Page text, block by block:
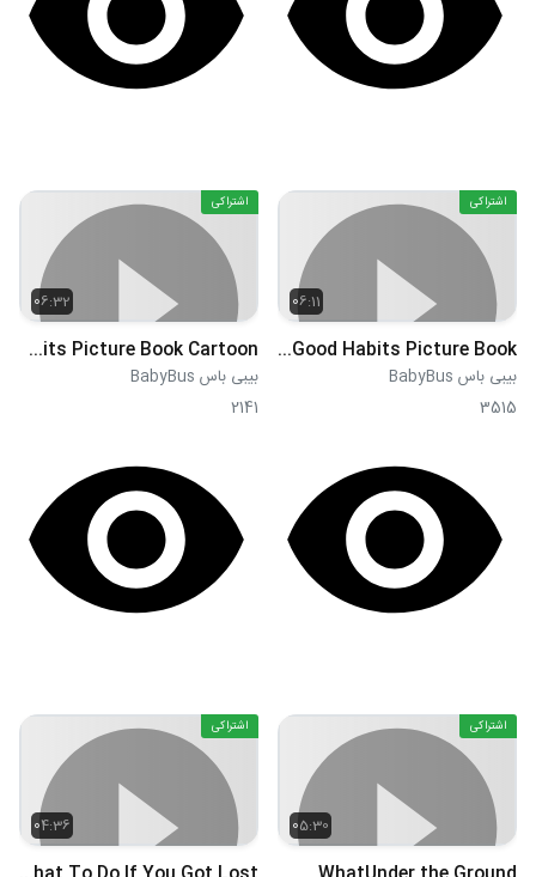
06:11
اشتراکی
Whiskers Doesn't Want to Take A Bath Good Habits Picture Book
بیبی باس BabyBus
3515
06:32
اشتراکی
Whiskers' Candy Teeth Good Habits Picture Book Cartoon
بیبی باس BabyBus
2141
05:30
اشتراکی
04:36
اشتراکی